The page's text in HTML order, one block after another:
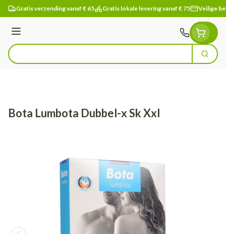
Ga naar de inhoud
Gratis verzending vanaf € 65 Gratis lokale levering vanaf € 75 Veilige
Menu
Product, merk, categorie... Zoek
Bota Lumbota Dubbel-x Sk Xxl